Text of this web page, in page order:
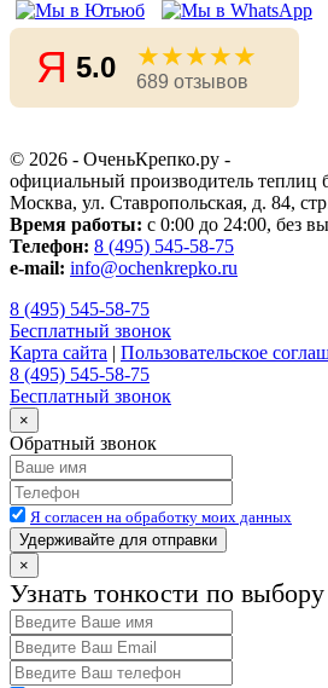
Я 5.0 ★★★★★
689 отзывов
© 2026 - ОченьКрепко.ру -
официальный производитель теплиц
Москва, ул. Ставропольская, д. 84,
Время работы: с 0:00 до 24:00, без
Телефон: 8 (495) 545-58-75
e-mail: info@ochenkrepko.ru
8 (495) 545-58-75
Бесплатный звонок
Карта сайта | Пользовательское
8 (495) 545-58-75
Бесплатный звонок
×
Обратный звонок
Я согласен на обработку моих данных
Удерживайте для отправки
×
Узнать тонкости по